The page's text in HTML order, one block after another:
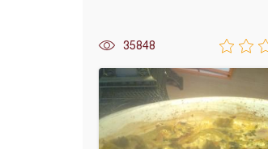
35848